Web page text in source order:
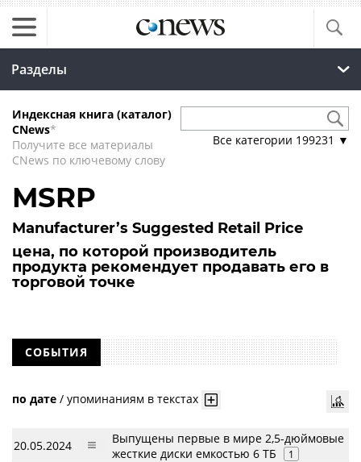
Разделы
Индексная книга (каталог)
CNews*
Получите все материалы
CNews по ключевому слову
Все категории 199231 ▼
MSRP
Manufacturer’s Suggested Retail Price
цена, по которой производитель
продукта рекомендует продавать его в
торговой точке
СОБЫТИЯ
по дате / упоминаниям в текстах
20.05.2024
Выпущены первые в мире 2,5-дюймовые
жесткие диски емкостью 6 ТБ
1